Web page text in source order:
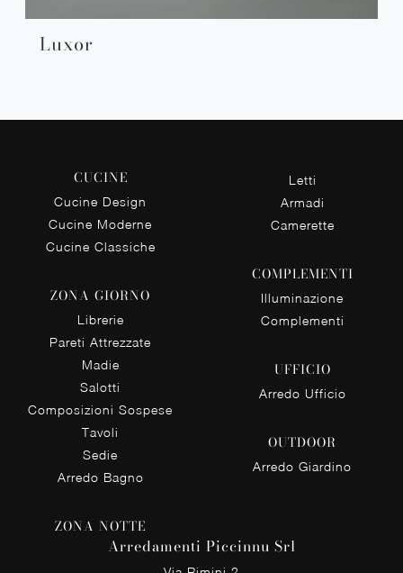
Luxor
CUCINE
Cucine Design
Cucine Moderne
Cucine Classiche
ZONA GIORNO
Librerie
Pareti Attrezzate
Madie
Salotti
Composizioni Sospese
Tavoli
Sedie
Arredo Bagno
ZONA NOTTE
Letti
Armadi
Camerette
COMPLEMENTI
Illuminazione
Complementi
UFFICIO
Arredo Ufficio
OUTDOOR
Arredo Giardino
Arredamenti Piccinnu Srl